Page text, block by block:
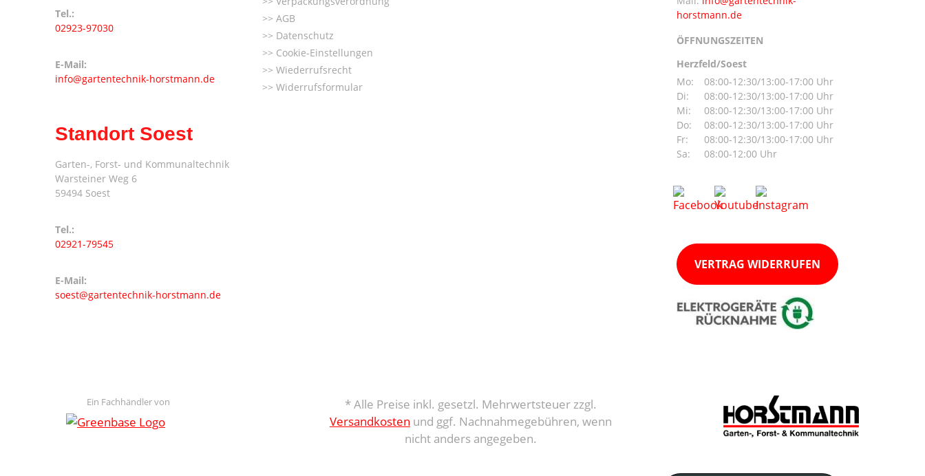
Tel.:
02923-97030
E-Mail:
info@gartentechnik-horstmann.de
Standort Soest
Garten-, Forst- und Kommunaltechnik
Warsteiner Weg 6
59494 Soest
Tel.:
02921-79545
E-Mail:
soest@gartentechnik-horstmann.de
AGB
Datenschutz
Cookie-Einstellungen
Wiederrufsrecht
Widerrufsformular
ÖFFNUNGSZEITEN
Herzfeld/Soest
Mo:
08:00-12:30/13:00-17:00 Uhr
Di:
08:00-12:30/13:00-17:00 Uhr
Mi:
08:00-12:30/13:00-17:00 Uhr
Do:
08:00-12:30/13:00-17:00 Uhr
Fr:
08:00-12:30/13:00-17:00 Uhr
Sa:
08:00-12:00 Uhr
VERTRAG WIDERRUFEN
Ein Fachhändler von
* Alle Preise inkl. gesetzl. Mehrwertsteuer zzgl.
Versandkosten und ggf. Nachnahmegebühren, wenn
nicht anders angegeben.